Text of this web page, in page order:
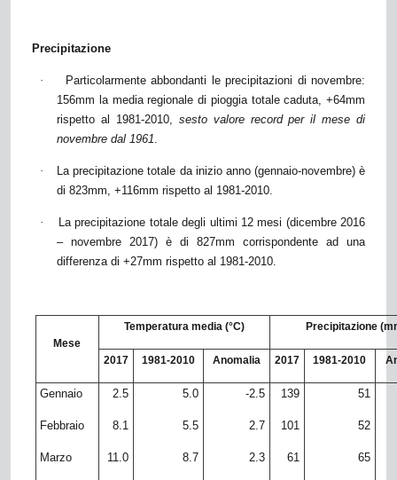
Precipitazione
·
Particolarmente abbondanti le precipitazioni di novembre:
156mm la media regionale di pioggia totale caduta, +64mm
rispetto al 1981-2010, sesto valore record per il mese di
novembre dal 1961.
·
La precipitazione totale da inizio anno (gennaio-novembre) è
di 823mm, +116mm rispetto al 1981-2010.
·
La precipitazione totale degli ultimi 12 mesi (dicembre 2016
– novembre 2017) è di 827mm corrispondente ad una
differenza di +27mm rispetto al 1981-2010.
Mese
Temperatura media (°C) Precipitazione
2017 1981-2010 Anomalia 2017 1981-2010
Gennaio 2.5 5.0 -2.5 139 51
Febbraio 8.1 5.5 2.7 101 52
Marzo 11.0 8.7 2.3 61 65